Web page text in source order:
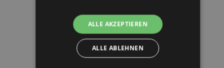
ALLE AKZEPTIEREN
ALLE ABLEHNEN